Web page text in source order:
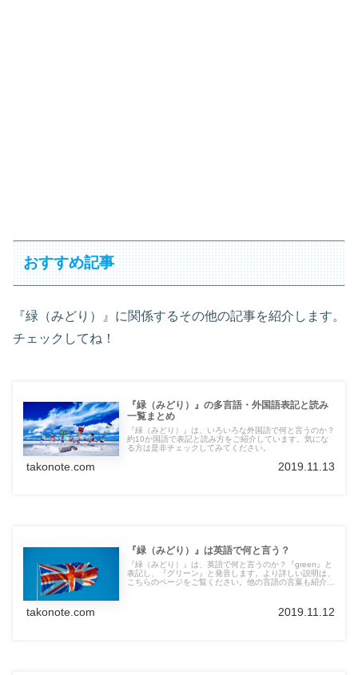
おすすめ記事
『緑（みどり）』に関係するその他の記事を紹介します。
チェックしてね！
『緑（みどり）』の多言語・外国語表記と読み
一覧まとめ
『緑（みどり）』は、いろいろな外国語で何と言うのか？
約10か国語で表記と読み方をご紹介しています。気にな
る方は是非チェックしてみてください。
takonote.com 2019.11.13
『緑（みどり）』は英語で何と言う？
『緑（みどり）』は、英語で何と言うのか？『green』と
表記し、『グリーン』と発音します。より詳しい説明は、
こちらのページをご覧ください。他の言語の言葉も紹介し
takonote.com 2019.11.12